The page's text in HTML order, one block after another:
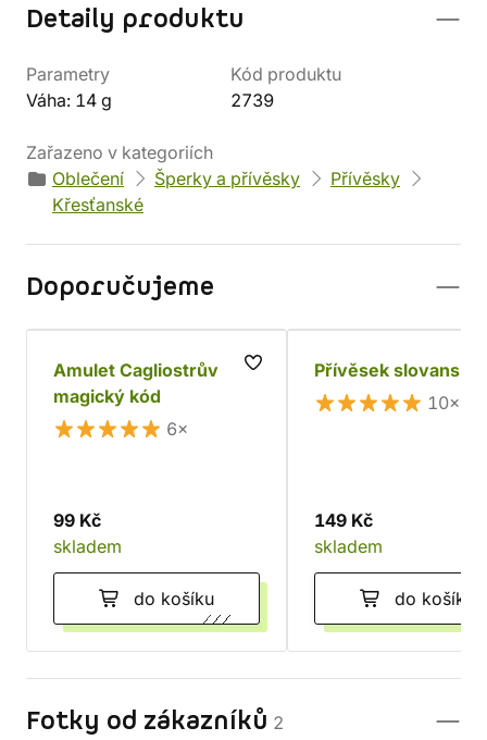
Detaily produktu
Parametry
Váha: 14 g
Kód produktu
2739
Zařazeno v kategoriích
Oblečení
Šperky a přívěsky
Přívěsky
Křesťanské
Doporučujeme
Amulet Cagliostrův
magický kód
6×
99 Kč
skladem
do košíku
Přívěsek slovanský
10×
149 Kč
skladem
do košíku
Fotky od zákazníků 2